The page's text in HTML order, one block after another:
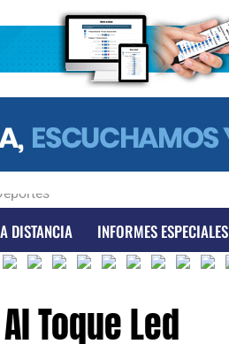
DISTANCIA INFORMES ESPECIALES
Toque Led